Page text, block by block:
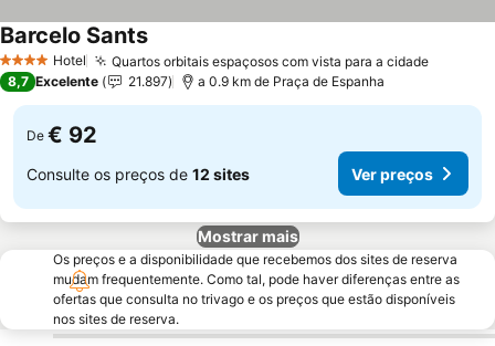
4 EstrelasHotel Quartos orbitais espaçosos com vista para a cidade
Barcelo Sants
8,7 Excelente 21.897 a 0.9 km de Praça de Espanha
De € 92
Consulte os preços de 12 sites Ver preços
Mostrar mais
Os preços e a disponibilidade que recebemos dos sites de reserva
mudam frequentemente. Como tal, pode haver diferenças entre as
ofertas que consulta no trivago e os preços que estão disponíveis
nos sites de reserva.